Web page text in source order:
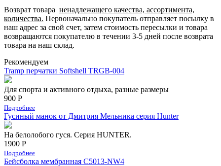
Возврат товара ненадлежащего качества, ассортимента,
количества. Первоначально покупатель отправляет посылку в
наш адрес за свой счет, затем стоимость пересылки и товара
возвращаются покупателю в течении 3-5 дней после возврата
товара на наш склад.
Рекомендуем
Tramp перчатки Softshell TRGB-004
Для спорта и активного отдыха, разные размеры
900 Р
Подробнее
Гусиный манок от Дмитрия Мельника серия Hunter
На белолобого гуся. Серия HUNTER.
1900 Р
Подробнее
Бейсболка мембранная С5013-NW4